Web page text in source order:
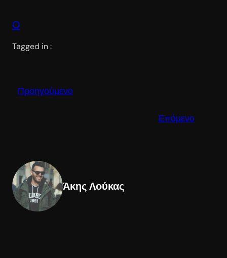
Ο
Tagged in :
Προηγούμενο
Επόμενο
Άκης Λούκας